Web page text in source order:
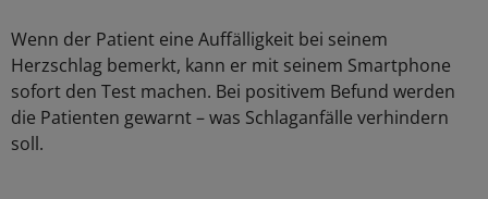
Wenn der Patient eine Auffälligkeit bei seinem
Herzschlag bemerkt, kann er mit seinem Smartphone
sofort den Test machen. Bei positivem Befund werden
die Patienten gewarnt – was Schlaganfälle verhindern
soll.